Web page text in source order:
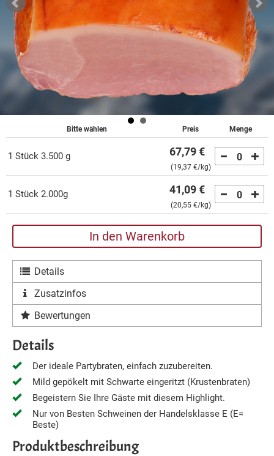
Bitte wählen Preis Menge
1 Stück 3.500 g 67,79 €
(19,37 €/kg)
0
1 Stück 2.000g 41,09 €
(20,55 €/kg)
0
In den Warenkorb
Details
Zusatzinfos
Bewertungen
Details
Der ideale Partybraten, einfach zuzubereiten.
Mild gepökelt mit Schwarte eingeritzt (Krustenbraten)
Begeistern Sie Ihre Gäste mit diesem Highlight.
Nur von Besten Schweinen der Handelsklasse E (E=
Beste)
Produktbeschreibung